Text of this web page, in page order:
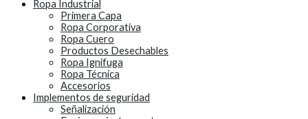
Ropa Industrial
Primera Capa
Ropa Corporativa
Ropa Cuero
Productos Desechables
Ropa Ignifuga
Ropa Técnica
Accesorios
Implementos de seguridad
Señalización